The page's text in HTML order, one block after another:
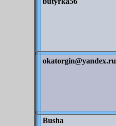
okatorgin@yandex.ru
Busha